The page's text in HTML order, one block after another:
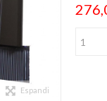
Espandi